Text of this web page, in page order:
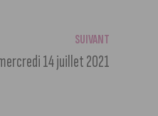
SUIVANT
14 juillet 2021